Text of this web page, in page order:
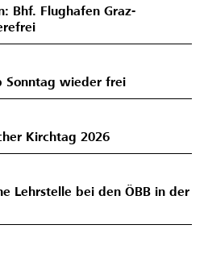
Bhf. Flughafen Graz-
Sonntag wieder frei
Kirchtag 2026
Lehrstelle bei den ÖBB in der